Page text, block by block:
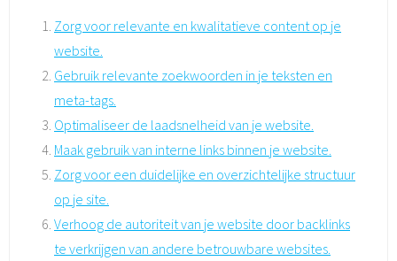
Zorg voor relevante en kwalitatieve content op je
website.
Gebruik relevante zoekwoorden in je teksten en
meta-tags.
Optimaliseer de laadsnelheid van je website.
Maak gebruik van interne links binnen je website.
Zorg voor een duidelijke en overzichtelijke structuur
op je site.
Verhoog de autoriteit van je website door backlinks
te verkrijgen van andere betrouwbare websites.